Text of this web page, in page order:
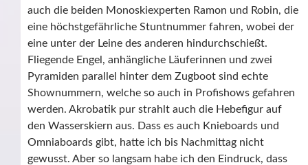
auch die beiden Monoskiexperten Ramon und Robin, die
eine höchstgefährliche Stuntnummer fahren, wobei der
eine unter der Leine des anderen hindurchschießt.
Fliegende Engel, anhängliche Läuferinnen und zwei
Pyramiden parallel hinter dem Zugboot sind echte
Shownummern, welche so auch in Profishows gefahren
werden. Akrobatik pur strahlt auch die Hebefigur auf
den Wasserskiern aus. Dass es auch Knieboards und
Omniaboards gibt, hatte ich bis Nachmittag nicht
gewusst. Aber so langsam habe ich den Eindruck, dass